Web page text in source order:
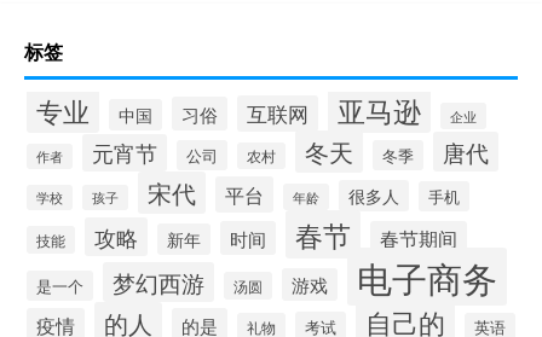
标签
专业 中国 习俗 互联网 亚马逊 企业
作者 元宵节 公司 农村 冬天 冬季 唐代
学校 孩子 宋代 平台 年龄 很多人 手机
技能 攻略 新年 时间 春节 春节期间
是一个 梦幻西游 汤圆 游戏 电子商务
疫情 的人 的是 礼物 考试 自己的 英语